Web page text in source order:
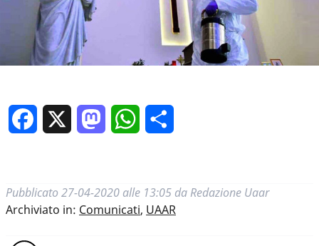
Facebook MastodonWhatsApp
Pubblicato 27-04-2020 alle 13:05 da Redazione Uaar
Archiviato in: Comunicati, UAAR